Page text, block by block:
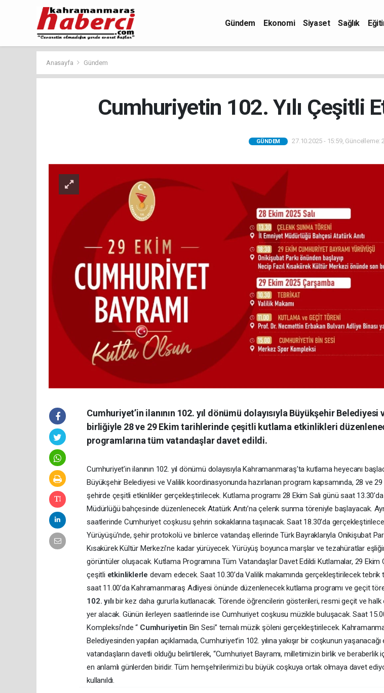
Gündem Ekonomi Siyaset Sağlık
Anasayfa Gündem
Cumhuriyetin 102. Yılı Çeşitli
GÜNDEM 27.10.2025 - 15:59, Güncelleme:
Cumhuriyet’in ilanının 102. yıl dönümü dolayısıyla Büyükşehir Belediyesi
birliğiyle 28 ve 29 Ekim tarihlerinde çeşitli kutlama etkinlikleri
programlarına tüm vatandaşlar davet edildi.
Cumhuriyet’in ilanının 102. yıl dönümü dolayısıyla Kahramanmaraş’ta kutlama heyecanı
Büyükşehir Belediyesi ve Valilik koordinasyonunda hazırlanan program kapsamında, 28 ve
şehirde çeşitli etkinlikler gerçekleştirilecek. Kutlama programı 28 Ekim Salı günü saat
Müdürlüğü bahçesinde düzenlenecek Atatürk Anıtı’na çelenk sunma töreniyle başlayacak.
saatlerinde Cumhuriyet coşkusu şehrin sokaklarına taşınacak. Saat 18.30’da
Yürüyüşü’nde, şehir protokolü ve binlerce vatandaş ellerinde Türk Bayraklarıyla Onikişubat
Kısakürek Kültür Merkezi’ne kadar yürüyecek. Yürüyüş boyunca marşlar ve tezahüratlar
görüntüler oluşacak. Kutlama Programına Tüm Vatandaşlar Davet Edildi Kutlamalar, 29 Ekim
çeşitli etkinliklerle devam edecek. Saat 10.30’da Valilik makamında gerçekleştirilecek tebrik
saat 11.00’da Kahramanmaraş Adliyesi önünde düzenlenecek kutlama programı ve geçit
102. yılıbir kez daha gururla kutlanacak. Törende öğrencilerin gösterileri, resmi geçit ve halk
yer alacak. Günün ilerleyen saatlerinde ise Cumhuriyet coşkusu müzikle buluşacak. Saat
Kompleksi’nde “ Cumhuriyetin Bin Sesi” temalı müzik şöleni gerçekleştirilecek.
Belediyesinden yapılan açıklamada, Cumhuriyet’in 102. yılına yakışır bir coşkunun
vatandaşların davetli olduğu belirtilerek, “Cumhuriyet Bayramı, milletimizin birlik ve beraberlik
en anlamlı günlerden biridir. Tüm hemşehrilerimizi bu büyük coşkuya ortak olmaya davet
kullanıldı.